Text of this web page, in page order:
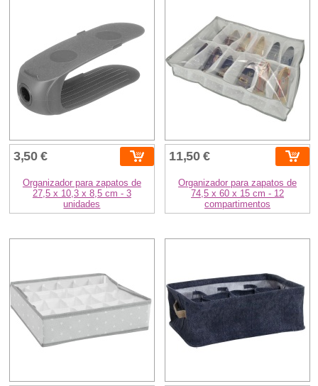
3,50 €
Organizador para zapatos de
27,5 x 10,3 x 8,5 cm - 3
unidades
11,50 €
Organizador para zapatos de
74,5 x 60 x 15 cm - 12
compartimentos